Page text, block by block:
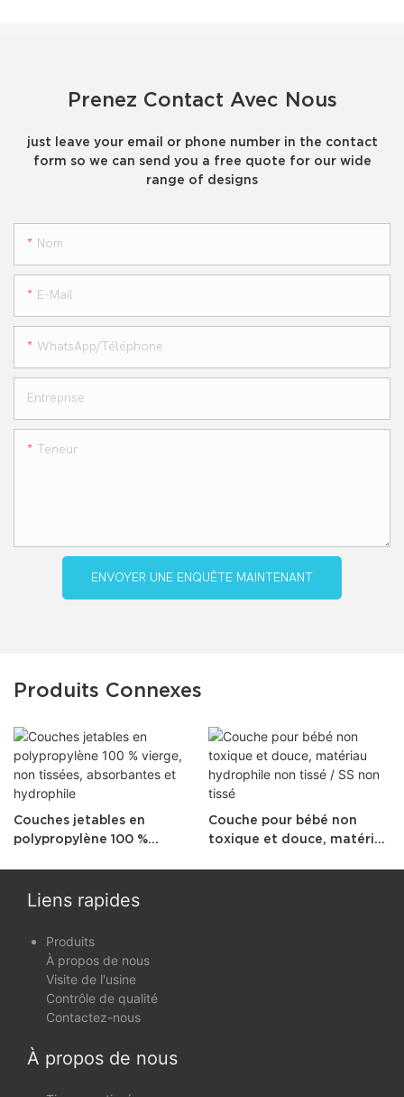
Prenez Contact Avec Nous
just leave your email or phone number in the contact
form so we can send you a free quote for our wide
range of designs
Nom
E-Mail
WhatsApp/téléphone
Entreprise
Teneur
ENVOYER UNE ENQUÊTE MAINTENANT
Produits Connexes
Couches jetables en
polypropylène 100 %
Couche pour bébé non
toxique et douce, matériau
Liens rapides
Produits
À propos de nous
Visite de l'usine
Contrôle de qualité
Contactez-nous
À propos de nous